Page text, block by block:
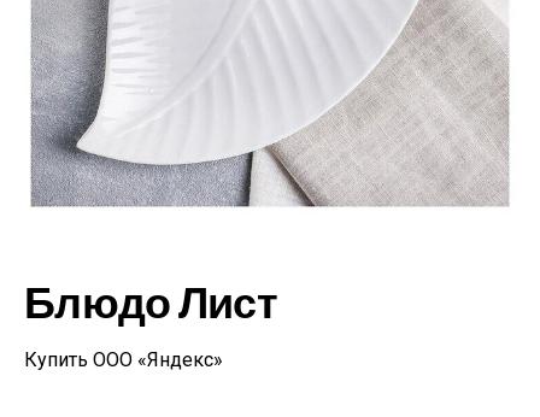
Блюдо Лист
Купить ООО «Яндекс»